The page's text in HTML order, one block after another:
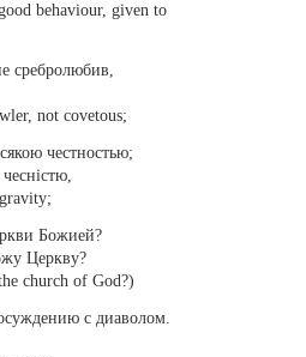
behaviour, given to
сребролюбив,
not covetous;
честностью;
Божией?
Церкву?
church of God?)
с диаволом.